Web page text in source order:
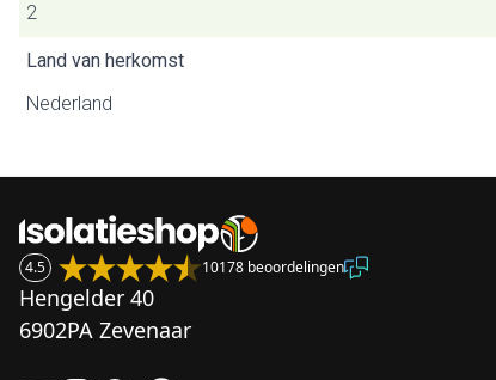
2
Land van herkomst
Nederland
4.5 10178 beoordelingen
Hengelder 40
6902PA Zevenaar